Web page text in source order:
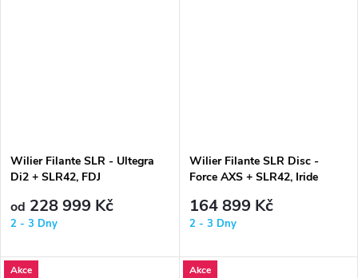
Wilier Filante SLR - Ultegra
Di2 + SLR42, FDJ
od 228 999 Kč
2 - 3 Dny
Wilier Filante SLR Disc -
Force AXS + SLR42, Iride
164 899 Kč
2 - 3 Dny
Akce Akce